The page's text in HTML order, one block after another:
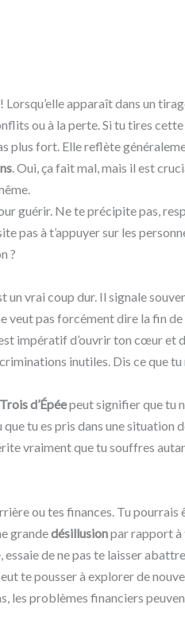
Lorsqu’elle apparaît dans un
ou à la perte. Si tu tires
plus fort. Elle reflète
. Oui, ça fait mal, mais il est
guérir. Ne te précipite pas,
pas à t’appuyer sur les
?
un vrai coup dur. Il signale
veut pas forcément dire la fin
impératif d’ouvrir ton cœur et
inutiles. Dis ce que
Trois d’Épéepeut signifier que tu
tu es pris dans une situation
vraiment que tu souffres
ou tes finances. Tu
grandedésillusionpar rapport
de ne pas te laisser
te pousser à explorer de
les problèmes financiers